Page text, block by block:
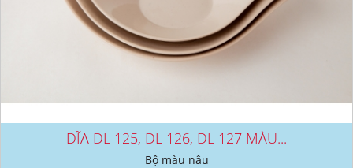
DĨA DL 125, DL 126, DL 127 MÀU...
Bộ màu nâu